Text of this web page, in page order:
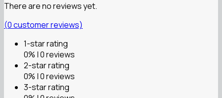
There are no reviews yet.
(0customer reviews)
1-star rating
0% | 0 reviews
2-star rating
0% | 0 reviews
3-star rating